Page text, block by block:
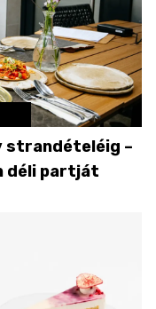
strandételéig –
déli partját